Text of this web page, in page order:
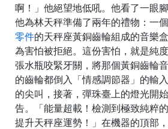
啊！」他絕望地低吼。他看了一眼
他為林天秤準備了兩年的禮物：一
零件的天秤座黃銅齒輪組成的音樂
為害怕被拒絕。這份害怕，就是純
張水瓶咬緊牙關，將那個黃銅齒輪
的齒輪都倒入「情感調節器」的輸
的尖叫，接著，彈珠臺上的燈光開
告。「能量超載！檢測到極致純粹
提升天秤座運勢！」在機器的頂部